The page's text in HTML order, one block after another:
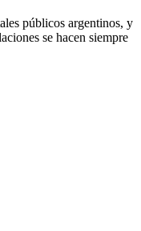
públicos argentinos, y
se hacen siempre